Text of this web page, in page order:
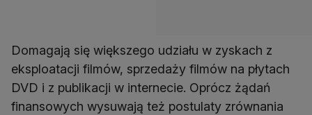
Domagają się większego udziału w zyskach z
eksploatacji filmów, sprzedaży filmów na płytach
DVD i z publikacji w internecie. Oprócz żądań
finansowych wysuwają też postulaty zrównania